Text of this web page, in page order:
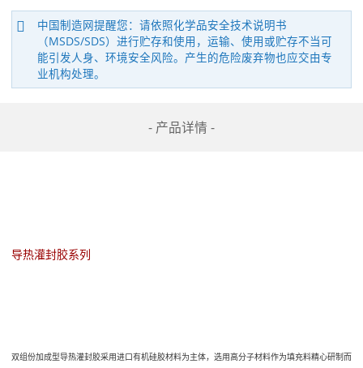
中国制造网提醒您：请依照化学品安全技术说明书
（MSDS/SDS）进行贮存和使用，运输、使用或贮存不当可
能引发人身、环境安全风险。产生的危险废弃物也应交由专
业机构处理。
- 产品详情 -
导热灌封胶系列
双组份加成型导热灌封胶采用进口有机硅胶材料为主体，选用高分子材料作为填充料精心研制而